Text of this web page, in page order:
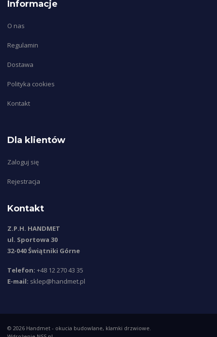
Informacje
O nas
Regulamin
Dostawa
Polityka cookies
Kontakt
Dla klientów
Zaloguj się
Rejestracja
Kontakt
Z.P.H. HANDMET
ul. Sportowa 30
32-040 Świątniki Górne
Telefon: +48 12 270 43 35
E-mail: sklep@handmet.pl
© 2026 Handmet - okucia budowlane, klamki drzwiowe.